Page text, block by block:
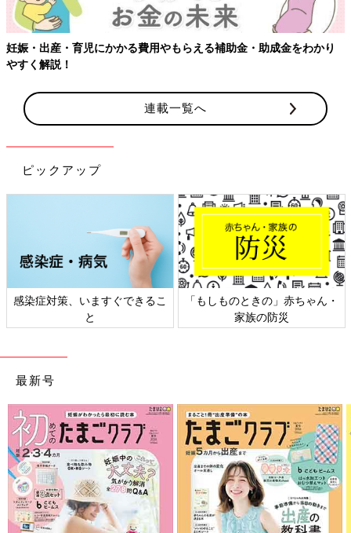
妊娠・出産・育児にかかる費用やもらえる補助金・助成金をわかり
やすく解説！
連載一覧へ
ピックアップ
感染症対策、いますぐできるこ
と
「もしものときの」赤ちゃん・
家族の防災
最新号